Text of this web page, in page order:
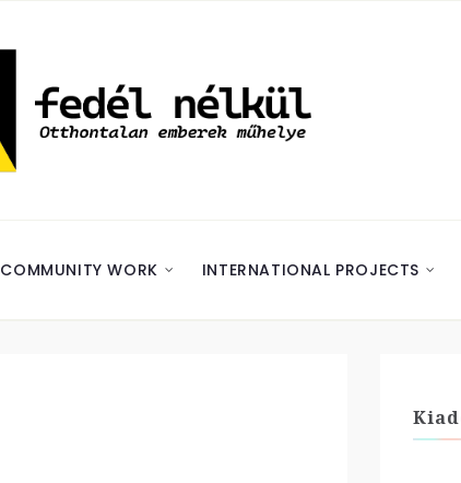
COMMUNITY WORK INTERNATIONAL PROJECTS